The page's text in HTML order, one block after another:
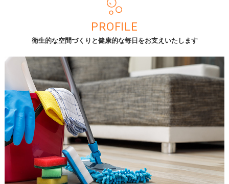
衛生的な空間づくりと健康的な毎日をお支えいたします
PROFILE